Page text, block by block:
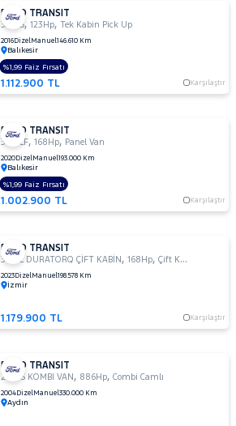
FORD TRANSIT
330 S,123Hp,Tek Kabin Pick Up
2016DizelManuel146.610 Km
Balıkesir
1.112.900 TL Karşılaştır
%1,99 Faiz Fırsatı
FORD TRANSIT
350 LF,168Hp, Panel Van
2020DizelManuel193.000 Km
Balıkesir
1.002.900 TL Karşılaştır
%1,99 Faiz Fırsatı
FORD TRANSIT
350 L DURATORQ ÇİFT KABİN ,168Hp,Çift Kabin Pick up
2023DizelManuel198.578 Km
İzmir
1.179.900 TL Karşılaştır
FORD TRANSIT
280 S KOMBI VAN , 886Hp,Combi Camlı
2004DizelManuel330.000 Km
Aydın